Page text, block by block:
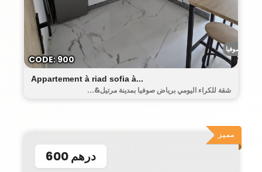
رياض صوفيا
Appartement à riad sofia à...
شقة للكراء اليومي برياض صوفيا بمدينة مرتيل&...
CODE: 900
مميز
600 درهم